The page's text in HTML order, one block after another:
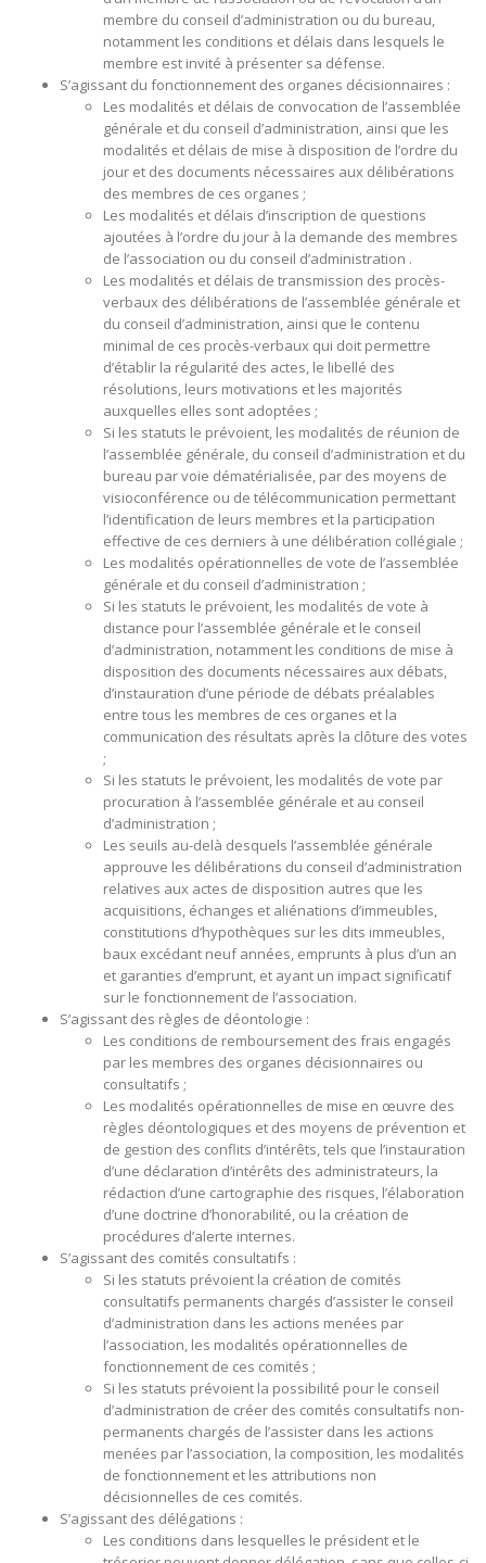
membre du conseil d’administration ou du bureau,
notamment les conditions et délais dans lesquels le
membre est invité à présenter sa défense.
S’agissant du fonctionnement des organes décisionnaires :
Les modalités et délais de convocation de l’assemblée
générale et du conseil d’administration, ainsi que les
modalités et délais de mise à disposition de l’ordre du
jour et des documents nécessaires aux délibérations
des membres de ces organes ;
Les modalités et délais d’inscription de questions
ajoutées à l’ordre du jour à la demande des membres
de l’association ou du conseil d’administration .
Les modalités et délais de transmission des procès-
verbaux des délibérations de l’assemblée générale et
du conseil d’administration, ainsi que le contenu
minimal de ces procès-verbaux qui doit permettre
d’établir la régularité des actes, le libellé des
résolutions, leurs motivations et les majorités
auxquelles elles sont adoptées ;
Si les statuts le prévoient, les modalités de réunion de
l’assemblée générale, du conseil d’administration et du
bureau par voie dématérialisée, par des moyens de
visioconférence ou de télécommunication permettant
l’identification de leurs membres et la participation
effective de ces derniers à une délibération collégiale ;
Les modalités opérationnelles de vote de l’assemblée
générale et du conseil d’administration ;
Si les statuts le prévoient, les modalités de vote à
distance pour l’assemblée générale et le conseil
d’administration, notamment les conditions de mise à
disposition des documents nécessaires aux débats,
d’instauration d’une période de débats préalables
entre tous les membres de ces organes et la
communication des résultats après la clôture des votes
;
Si les statuts le prévoient, les modalités de vote par
procuration à l’assemblée générale et au conseil
d’administration ;
Les seuils au-delà desquels l’assemblée générale
approuve les délibérations du conseil d’administration
relatives aux actes de disposition autres que les
acquisitions, échanges et aliénations d’immeubles,
constitutions d’hypothèques sur les dits immeubles,
baux excédant neuf années, emprunts à plus d’un an
et garanties d’emprunt, et ayant un impact significatif
sur le fonctionnement de l’association.
S’agissant des règles de déontologie :
Les conditions de remboursement des frais engagés
par les membres des organes décisionnaires ou
consultatifs ;
Les modalités opérationnelles de mise en œuvre des
règles déontologiques et des moyens de prévention et
de gestion des conflits d’intérêts, tels que l’instauration
d’une déclaration d’intérêts des administrateurs, la
rédaction d’une cartographie des risques, l’élaboration
d’une doctrine d’honorabilité, ou la création de
procédures d’alerte internes.
S’agissant des comités consultatifs :
Si les statuts prévoient la création de comités
consultatifs permanents chargés d’assister le conseil
d’administration dans les actions menées par
l’association, les modalités opérationnelles de
fonctionnement de ces comités ;
Si les statuts prévoient la possibilité pour le conseil
d’administration de créer des comités consultatifs non-
permanents chargés de l’assister dans les actions
menées par l’association, la composition, les modalités
de fonctionnement et les attributions non
décisionnelles de ces comités.
S’agissant des délégations :
Les conditions dans lesquelles le président et le